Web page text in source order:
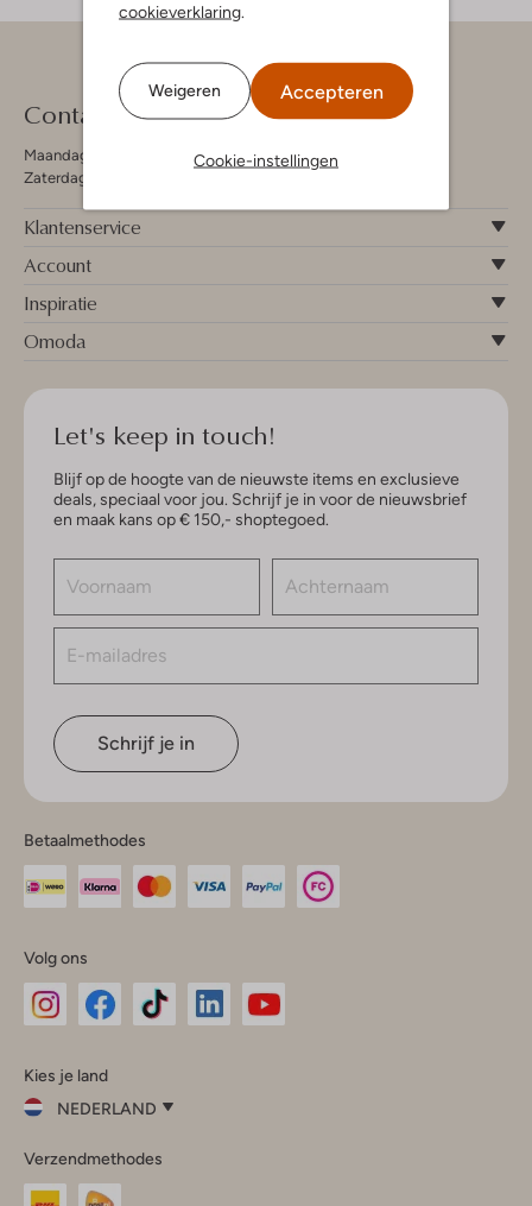
cookieverklaring
Weigeren Accepteren
Cookie-instellingen
Contact
Maandag - Vrijdag 09:00 - 19:00 uur
Zaterdag 09:00 - 17:00 uur
Klantenservice
Account
Inspiratie
Omoda
Let's keep in touch!
Blijf op de hoogte van de nieuwste items en exclusieve
deals, speciaal voor jou. Schrijf je in voor de nieuwsbrief
en maak kans op € 150,- shoptegoed.
Schrijf je in
Betaalmethodes
Volg ons
InstagramFacebook
Kies je land
NEDERLAND
je
land
Verzendmethodes